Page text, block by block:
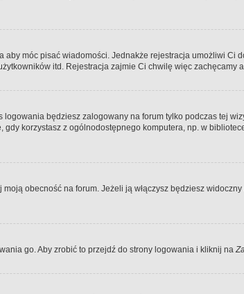
móc pisać wiadomości. Jednakże rejestracja umożliwi
itd. Rejestracja zajmie Ci chwilę więc zachęcamy
logowania będziesz zalogowany na forum tylko podczas tej
korzystasz z ogólnodostępnego komputera, np. w
obecność na forum. Jeżeli ją włączysz będziesz
go. Aby zrobić to przejdź do strony logowania i kliknij na